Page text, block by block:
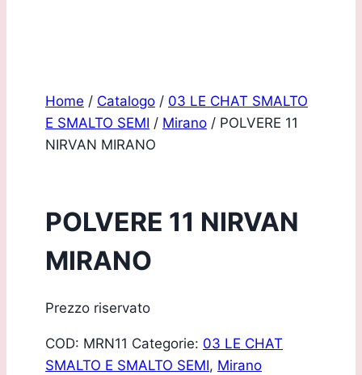
Home / Catalogo / 03 LE CHAT SMALTO
E SMALTO SEMI / Mirano / POLVERE 11
NIRVAN MIRANO
POLVERE 11 NIRVAN
MIRANO
Prezzo riservato
COD: MRN11 Categorie: 03 LE CHAT
SMALTO E SMALTO SEMI, Mirano